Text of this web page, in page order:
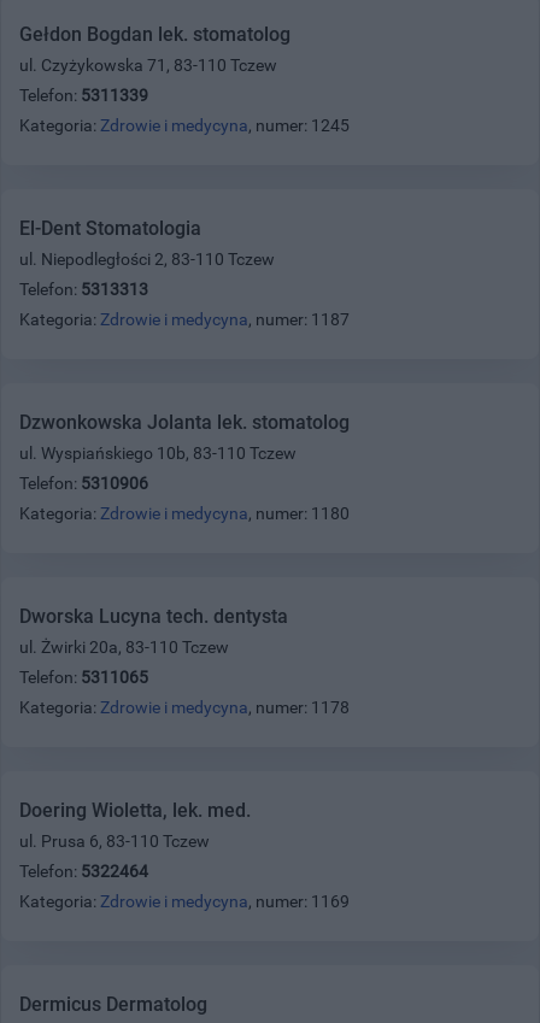
Gełdon Bogdan lek. stomatolog
ul. Czyżykowska 71, 83-110 Tczew
Telefon: 5311339
Kategoria: Zdrowie i medycyna, numer: 1245
El-Dent Stomatologia
ul. Niepodległości 2, 83-110 Tczew
Telefon: 5313313
Kategoria: Zdrowie i medycyna, numer: 1187
Dzwonkowska Jolanta lek. stomatolog
ul. Wyspiańskiego 10b, 83-110 Tczew
Telefon: 5310906
Kategoria: Zdrowie i medycyna, numer: 1180
Dworska Lucyna tech. dentysta
ul. Żwirki 20a, 83-110 Tczew
Telefon: 5311065
Kategoria: Zdrowie i medycyna, numer: 1178
Doering Wioletta, lek. med.
ul. Prusa 6, 83-110 Tczew
Telefon: 5322464
Kategoria: Zdrowie i medycyna, numer: 1169
Dermicus Dermatolog